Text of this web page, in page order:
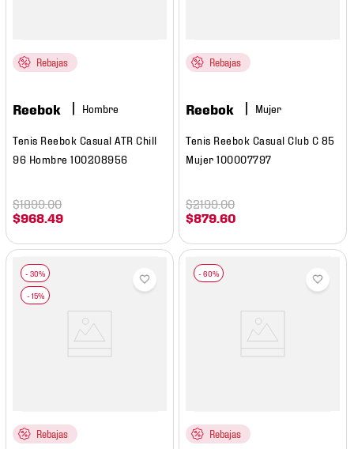
Rebajas
Reebok Hombre
Tenis Reebok Casual ATR Chill
96 Hombre 100208956
$968 .49
$1899.00
Rebajas
Reebok Mujer
Tenis Reebok Casual Club C 85
Mujer 100007797
$879 .60
$2199.00
Rebajas Rebajas